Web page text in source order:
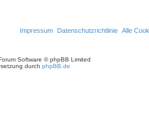
Alle
Datenschutzrichtlinie
Impressum
Software © phpBB Limited
durch phpBB.de